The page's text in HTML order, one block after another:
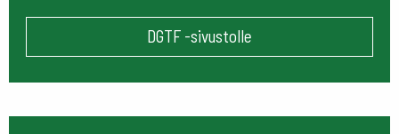
DGTF -sivustolle